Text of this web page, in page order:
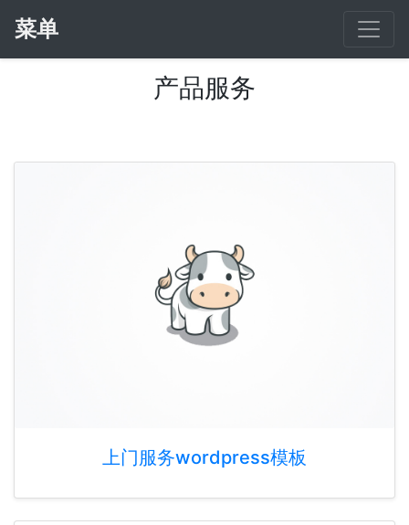
菜单
产品服务
上门服务wordpress模板